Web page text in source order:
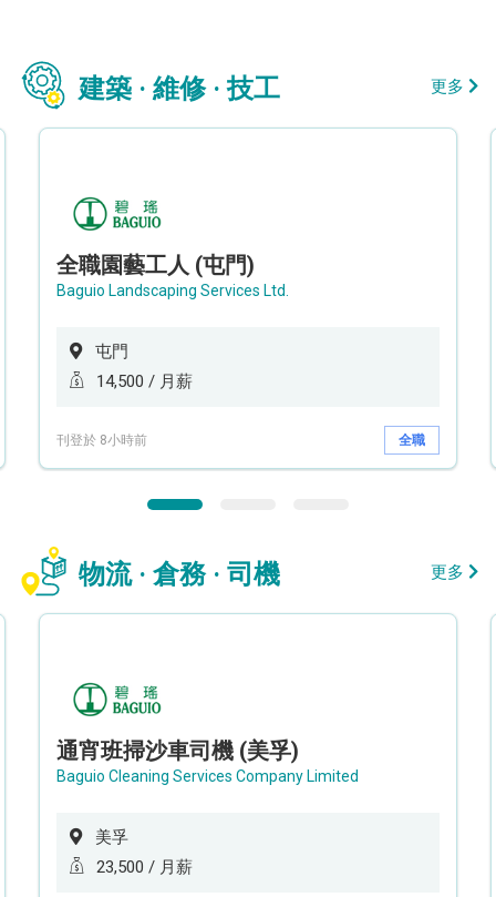
建築 · 維修 · 技工 更多
全職園藝工人 (屯門)
Baguio Landscaping Services Ltd.
屯門
14,500 / 月薪
刊登於 8小時前 全職
物流 · 倉務 · 司機 更多
通宵班掃沙車司機 (美孚)
Baguio Cleaning Services Company Limited
美孚
23,500 / 月薪